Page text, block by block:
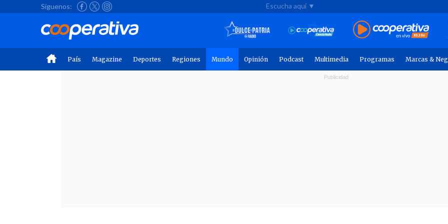
Síguenos: Escucha aquí ▼
País Magazine Deportes Regiones Mundo Opinión Podcast Multimedia Programas Marcas &